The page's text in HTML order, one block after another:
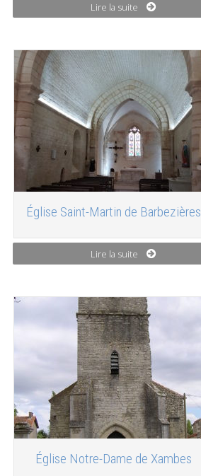
Lire la suite
Église Saint-Martin de Barbezières
Lire la suite
Église Notre-Dame de Xambes